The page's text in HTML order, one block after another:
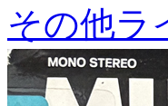
その他ラ